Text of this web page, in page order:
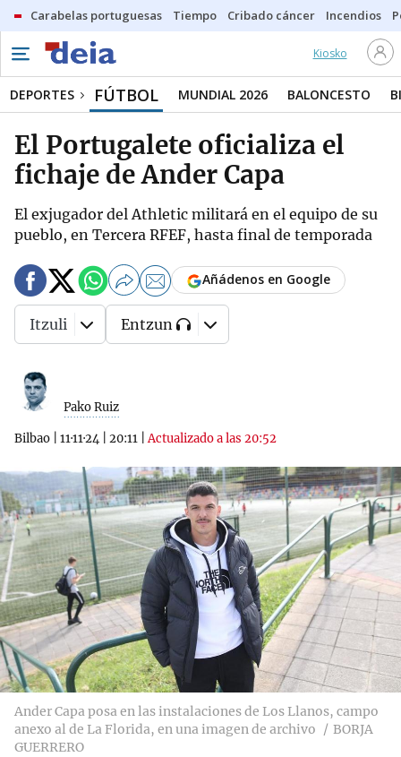
Carabelas portuguesas Tiempo Cribado cáncer Incendios
Kiosko
DEPORTES FÚTBOL MUNDIAL 2026 BALONCESTO
El Portugalete oficializa el
fichaje de Ander Capa
El exjugador del Athletic militará en el equipo de su
pueblo, en Tercera RFEF, hasta final de temporada
Pako Ruiz
Bilbao 11·11·24 20:11 |Actualizado a las 20:52
Añádenos en Google
Itzuli Entzun
Ander Capa posa en las instalaciones de Los Llanos, campo
anexo al de La Florida, en una imagen de archivo
BORJA
GUERRERO